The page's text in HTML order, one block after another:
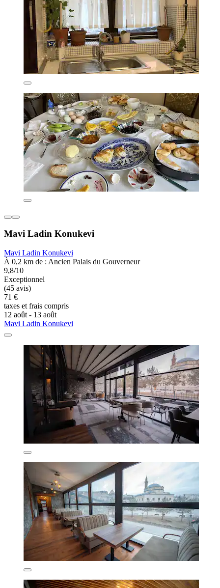
Mavi Ladin Konukevi
Mavi Ladin Konukevi
À 0,2 km de : Ancien Palais du Gouverneur
9,8/10
Exceptionnel
(45 avis)
71 €
taxes et frais compris
12 août - 13 août
Mavi Ladin Konukevi